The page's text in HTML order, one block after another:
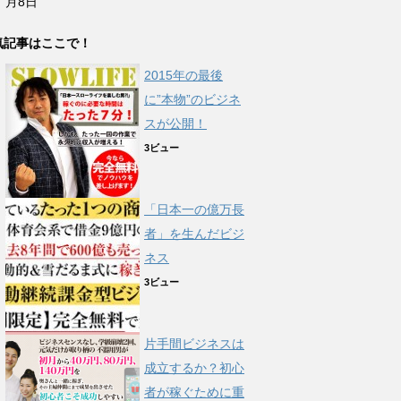
記事はここで！
2015年の最後
に”本物”のビジネ
スが公開！
3ビュー
「日本一の億万長
者」を生んだビジ
ネス
3ビュー
片手間ビジネスは
成立するか？初心
者が稼ぐために重